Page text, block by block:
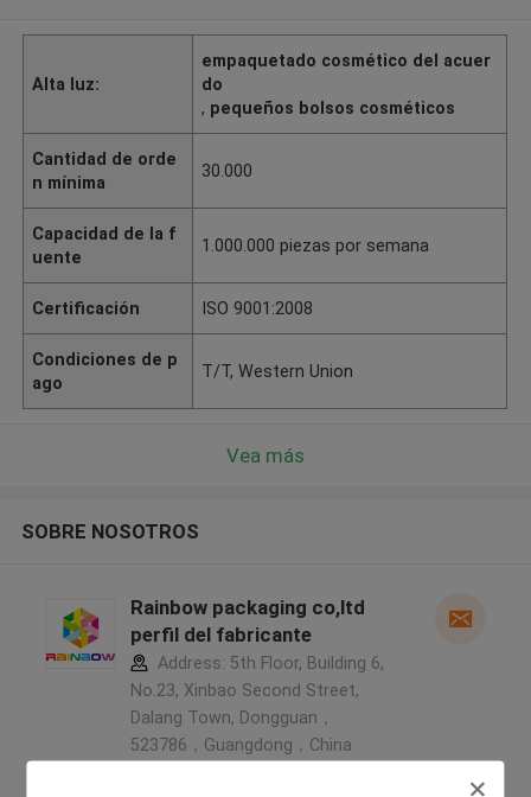
Alta luz:
empaquetado cosmético del acuer
do
, pequeños bolsos cosméticos
Cantidad de orde
n mínima
30.000
Capacidad de la f
uente
1.000.000 piezas por semana
Certificación ISO 9001:2008
Condiciones de p
ago
T/T, Western Union
Vea más
SOBRE NOSOTROS
Rainbow packaging co,ltd
perfil del fabricante
Address: 5th Floor, Building 6,
No.23, Xinbao Second Street,
Dalang Town, Dongguan，
523786，Guangdong，China